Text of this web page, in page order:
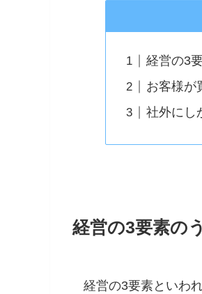
経営の3
お客様が
社外にし
経営の3要素の
経営の3要素といわ